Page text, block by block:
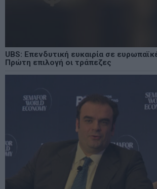
UBS: Επενδυτική ευκαιρία σε
Πρώτη επιλογή οι τράπεζες